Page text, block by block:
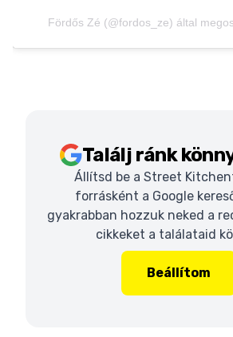
Fördős Zé (@fordos_ze) által
Találj ránk
Állítsd be a Street
forrásként a Google
gyakrabban hozzuk neked a
cikkeket a találataid
Beállítom